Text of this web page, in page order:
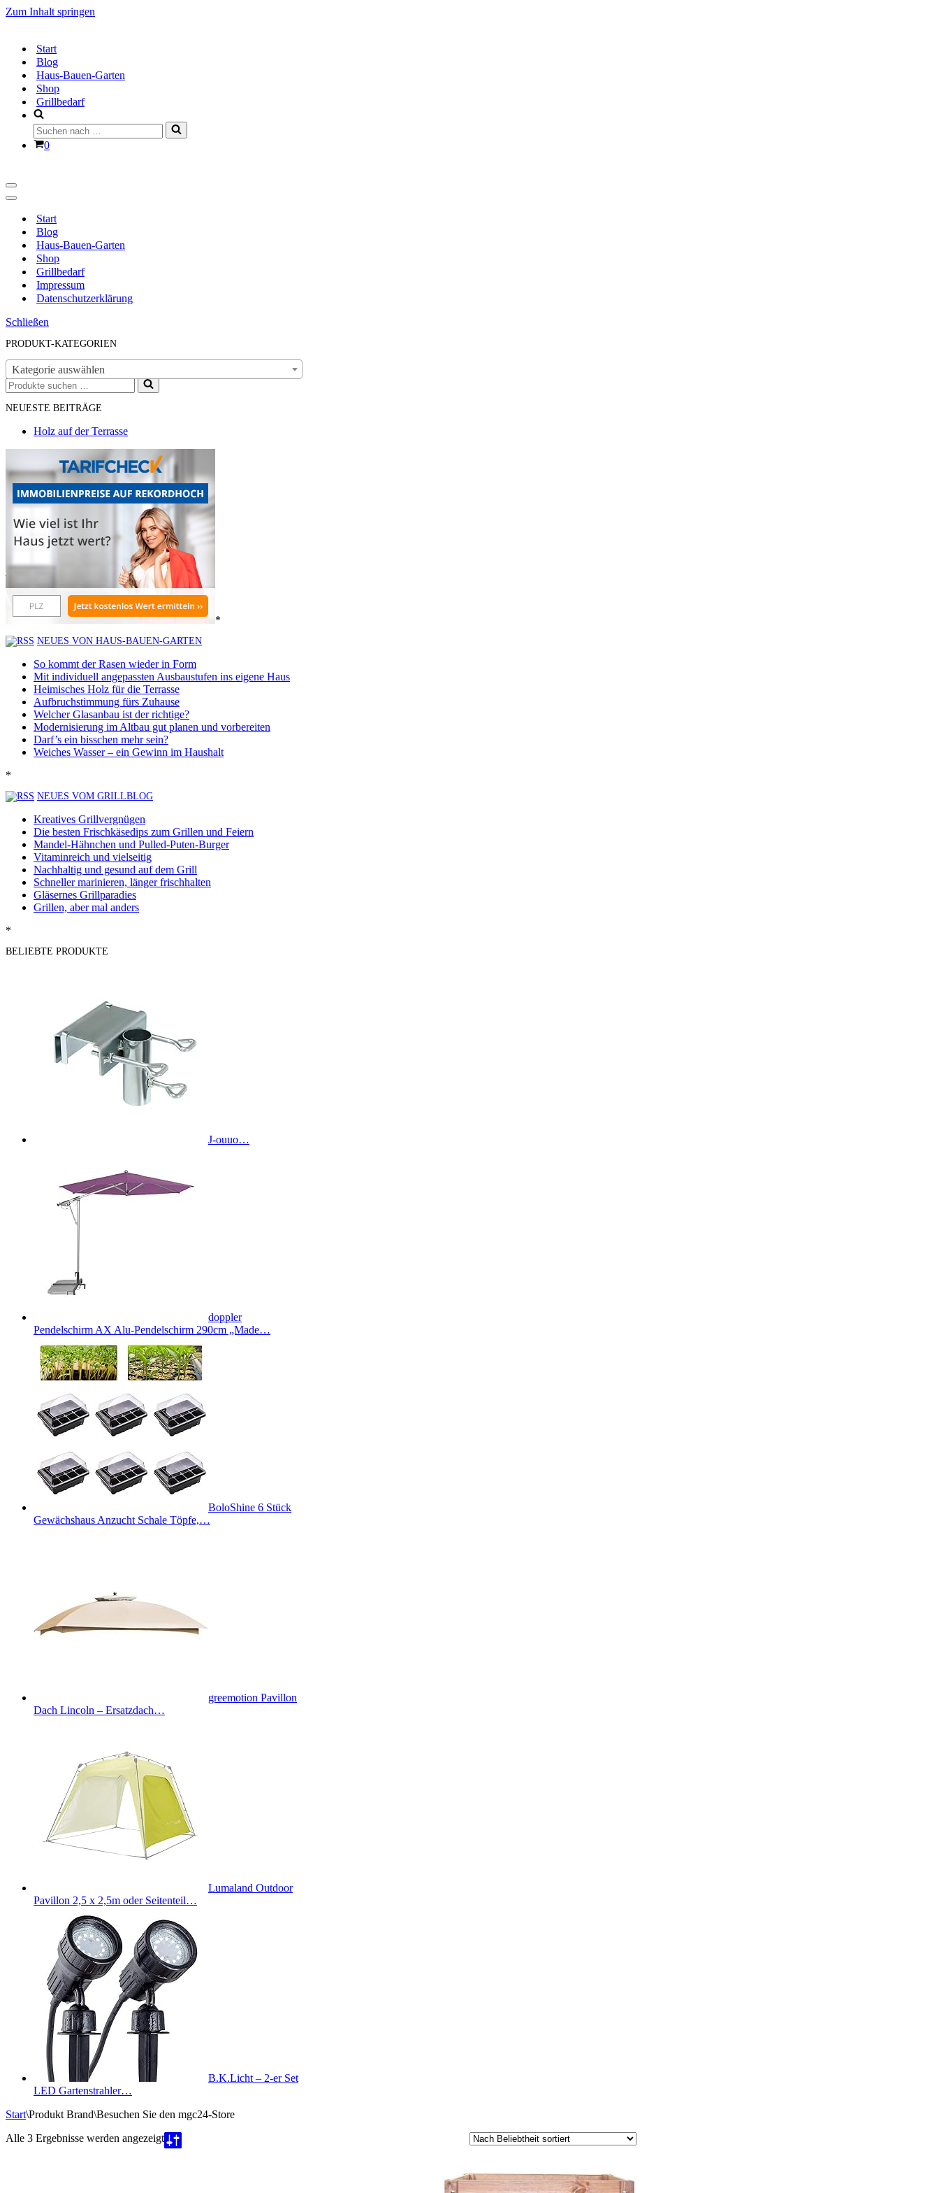
Zum Inhalt springen
Start
Blog
Haus-Bauen-Garten
Shop
Grillbedarf
Suchen
nach …
Warenkorb
0
Navigationsmenü
Navigationsmenü
Start
Blog
Haus-Bauen-Garten
Shop
Grillbedarf
Impressum
Datenschutzerklärung
Schließen
PRODUKT-KATEGORIEN
Kategorie auswählen
Suchen
nach …
NEUESTE BEITRÄGE
Holz auf der Terrasse
*
NEUES VON HAUS-BAUEN-GARTEN
So kommt der Rasen wieder in Form
Mit individuell angepassten Ausbaustufen ins eigene Haus
Heimisches Holz für die Terrasse
Aufbruchstimmung fürs Zuhause
Welcher Glasanbau ist der richtige?
Modernisierung im Altbau gut planen und vorbereiten
Darf’s ein bisschen mehr sein?
Weiches Wasser – ein Gewinn im Haushalt
*
NEUES VOM GRILLBLOG
Kreatives Grillvergnügen
Die besten Frischkäsedips zum Grillen und Feiern
Mandel-Hähnchen und Pulled-Puten-Burger
Vitaminreich und vielseitig
Nachhaltig und gesund auf dem Grill
Schneller marinieren, länger frischhalten
Gläsernes Grillparadies
Grillen, aber mal anders
*
BELIEBTE PRODUKTE
J-ouuo…
doppler
Pendelschirm AX Alu-Pendelschirm 290cm „Made…
BoloShine 6 Stück
Gewächshaus Anzucht Schale Töpfe,…
greemotion Pavillon
Dach Lincoln – Ersatzdach…
Lumaland Outdoor
Pavillon 2,5 x 2,5m oder Seitenteil…
B.K.Licht – 2-er Set
LED Gartenstrahler…
Start\Produkt Brand\Besuchen Sie den mgc24-Store
Alle 3 Ergebnisse werden angezeigtNach
Beliebtheit